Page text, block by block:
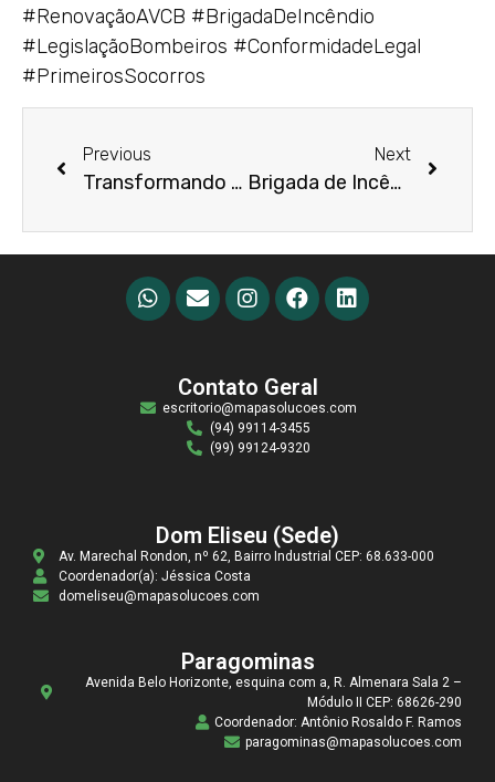
#RenovaçãoAVCB #BrigadaDeIncêndio
#LegislaçãoBombeiros #ConformidadeLegal
#PrimeirosSocorros
Previous
Transformando Resíduos em Oportunidades: A Importância da Gestão de Sólidos
Next
Brigada de Incêndio: Conformidade NR 23 e Primeiros Socorros
Contato Geral
escritorio@mapasolucoes.com
(94) 99114-3455
(99) 99124-9320
Dom Eliseu (Sede)
Av. Marechal Rondon, nº 62, Bairro Industrial CEP: 68.633-000
Coordenador(a): Jéssica Costa
domeliseu@mapasolucoes.com
Paragominas
Avenida Belo Horizonte, esquina com a, R. Almenara Sala 2 –
Módulo II CEP: 68626-290
Coordenador: Antônio Rosaldo F. Ramos
paragominas@mapasolucoes.com